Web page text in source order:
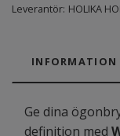
Leverantör: HOLIKA
INFORMATION
Ge dina
definition med